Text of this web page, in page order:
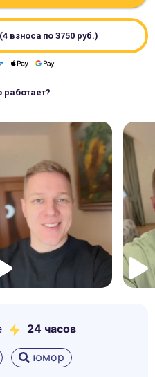
взноса по 3750 руб.)
работает?
24 часов
юмор